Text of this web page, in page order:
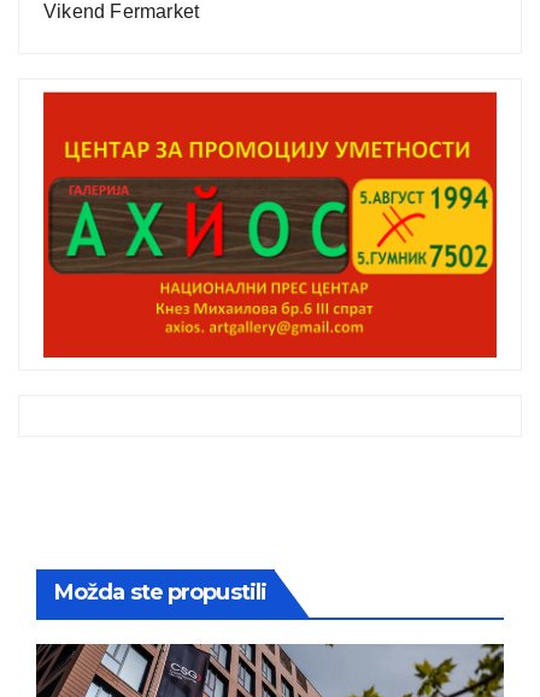
Vikend Fermarket
Možda ste propustili